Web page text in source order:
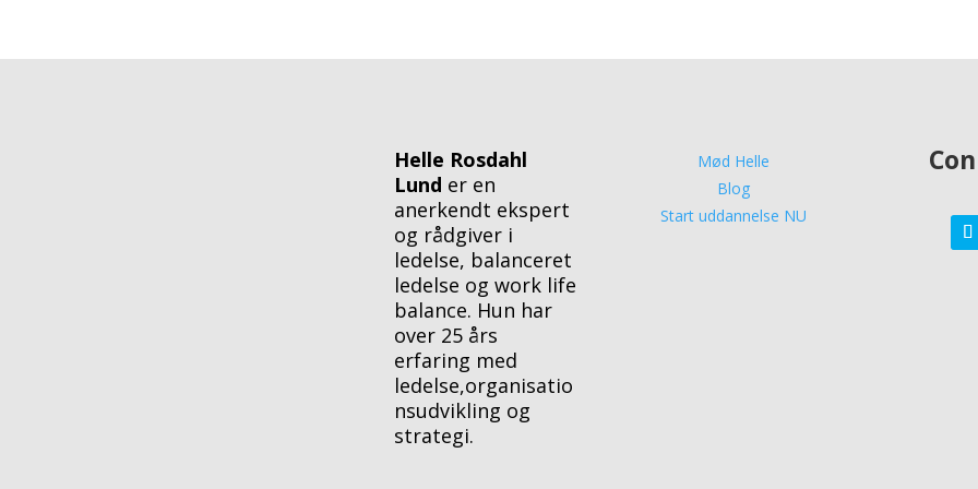
Helle Rosdahl
Lund er en
anerkendt ekspert
og rådgiver i
ledelse, balanceret
ledelse og work life
balance. Hun har
over 25 års
erfaring med
ledelse,organisatio
nsudvikling og
strategi.
Mød Helle
Blog
Start uddannelse NU